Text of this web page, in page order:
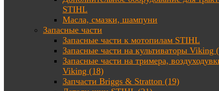
STIHL
Масла, смазки, шампуни
Запасные части
Запасные части к мотопилам STIHL
Запасные части на культиваторы Viking
Запасные части на тримера,
Viking (18)
Запчасти Briggs & Stratton (19)